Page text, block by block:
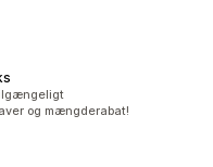
og mængderabat!